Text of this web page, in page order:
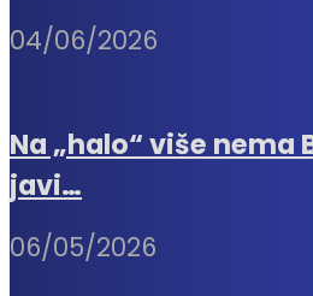
04/06/2026
Na „halo“ više nema
javi…
06/05/2026